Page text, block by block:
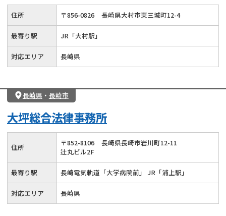
住所 〒856-0826 長崎県大村市東三城町12-4
最寄り駅 JR「大村駅」
対応エリア 長崎県
長崎県 ・ 長崎市
大坪総合法律事務所
住所 〒852-8106
長崎県長崎市岩川町12-11
辻丸ビル2F
最寄り駅 長崎電気軌道「大学病院前」 JR「浦上駅」
対応エリア 長崎県